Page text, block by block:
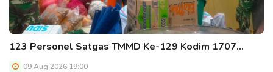
123 Personel Satgas TMMD Ke-129 Kodim 1707…
09 Aug 2026 19:00